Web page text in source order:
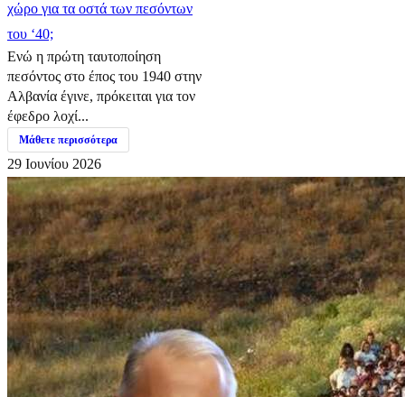
χώρο για τα οστά των πεσόντων
του ‘40;
Ενώ η πρώτη ταυτοποίηση
πεσόντος στο έπος του 1940 στην
Αλβανία έγινε, πρόκειται για τον
έφεδρο λοχί...
Μάθετε περισσότερα
29 Ιουνίου 2026